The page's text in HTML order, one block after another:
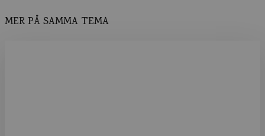
MER PÅ SAMMA TEMA